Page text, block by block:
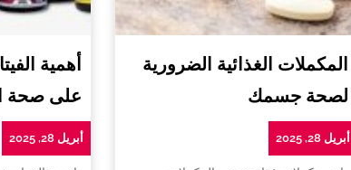
المكملات الغذائية الضرورية
لصحة جسمك
أبريل 28, 2025
على صحة
أبريل 28, 2025